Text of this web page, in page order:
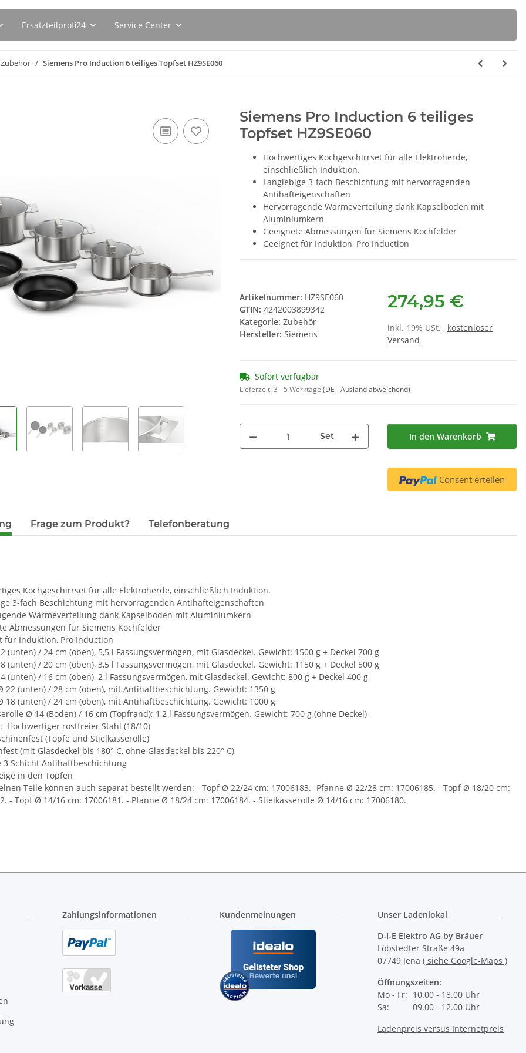
Ersatzteilprofi24 Service Center
Zubehör Siemens Pro Induction 6 teiliges Topfset HZ9SE060
Siemens Pro Induction 6 teiliges
Topfset HZ9SE060
Hochwertiges Kochgeschirrset für alle Elektroherde,
einschließlich Induktion.
Langlebige 3-fach Beschichtung mit hervorragenden
Antihafteigenschaften
Hervorragende Wärmeverteilung dank Kapselboden mit
Aluminiumkern
Geeignete Abmessungen für Siemens Kochfelder
Geeignet für Induktion, Pro Induction
Artikelnummer: HZ9SE060
GTIN: 4242003899342
Kategorie: Zubehör
Hersteller: Siemens
274,95 €
inkl. 19% USt. , kostenloser
Versand
Sofort verfügbar
Lieferzeit:3 - 5 Werktage (DE - Ausland abweichend)
Set In den Warenkorb
Consent erteilen
Frage zum Produkt? Telefonberatung
Kochgeschirrset für alle Elektroherde, einschließlich Induktion.
3-fach Beschichtung mit hervorragenden Antihafteigenschaften
Wärmeverteilung dank Kapselboden mit Aluminiumkern
Abmessungen für Siemens Kochfelder
für Induktion, Pro Induction
(unten) / 24 cm (oben), 5,5 l Fassungsvermögen, mit Glasdeckel. Gewicht: 1500 g + Deckel 700 g
(unten) / 20 cm (oben), 3,5 l Fassungsvermögen, mit Glasdeckel. Gewicht: 1150 g + Deckel 500 g
(unten) / 16 cm (oben), 2 l Fassungsvermögen, mit Glasdeckel. Gewicht: 800 g + Deckel 400 g
22 (unten) / 28 cm (oben), mit Antihaftbeschichtung. Gewicht: 1350 g
18 (unten) / 24 cm (oben), mit Antihaftbeschichtung. Gewicht: 1000 g
Ø 14 (Boden) / 16 cm (Topfrand); 1,2 l Fassungsvermögen. Gewicht: 700 g (ohne Deckel)
Hochwertiger rostfreier Stahl (18/10)
(Töpfe und Stielkasserolle)
(mit Glasdeckel bis 180° C, ohne Glasdeckel bis 220° C)
3 Schicht Antihaftbeschichtung
in den Töpfen
Teile können auch separat bestellt werden: - Topf Ø 22/24 cm: 17006183. -Pfanne Ø 22/28 cm: 17006185. - Topf Ø 18/20 cm:
- Topf Ø 14/16 cm: 17006181. - Pfanne Ø 18/24 cm: 17006184. - Stielkasserolle Ø 14/16 cm: 17006180.
SEBO Filterbox E 8300ER
14,90 €*
1,86 € pro 1
SEBO Filterbox D 8120ER
SUSPA Original Stoßdämpfer
Zahlungsinformationen Kundenmeinungen
Unser Ladenlokal
D-I-E Elektro AG by Bräuer
Löbstedter Straße 49a
07749 Jena( siehe Google-Maps )
Öffnungszeiten:
Mo - Fr: 10.00 - 18.00 Uhr
Sa:
09.00 - 12.00 Uhr
Ladenpreis versus Internetpreis